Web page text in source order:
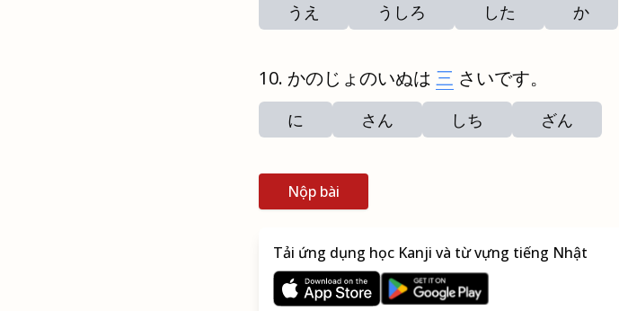
うえ うしろ した か
かのじょのいぬは 三 さいです。
に さん しち ざん
Nộp bài
Tải ứng dụng học Kanji và từ vựng tiếng Nhật